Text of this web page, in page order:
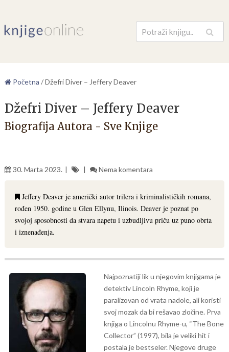
Pretraga
Početna /Džefri Diver – Jeffery Deaver
Džefri Diver – Jeffery Deaver
Biografija Autora - Sve Knjige
30. Marta 2023. Nema komentara
Jeffery Deaver je američki autor trilera i kriminalističkih romana,
rođen 1950. godine u Glen Ellynu, Ilinois. Deaver je poznat po
svojoj sposobnosti da stvara napetu i uzbudljivu priču uz puno obrta
i iznenađenja.
Najpoznatiji lik u njegovim knjigama je
detektiv Lincoln Rhyme, koji je
paralizovan od vrata nadole, ali koristi
svoj mozak da bi rešavao zločine. Prva
knjiga o Lincolnu Rhyme-u, “The Bone
Collector” (1997), bila je veliki hit i
postala je bestseler. Njegove druge